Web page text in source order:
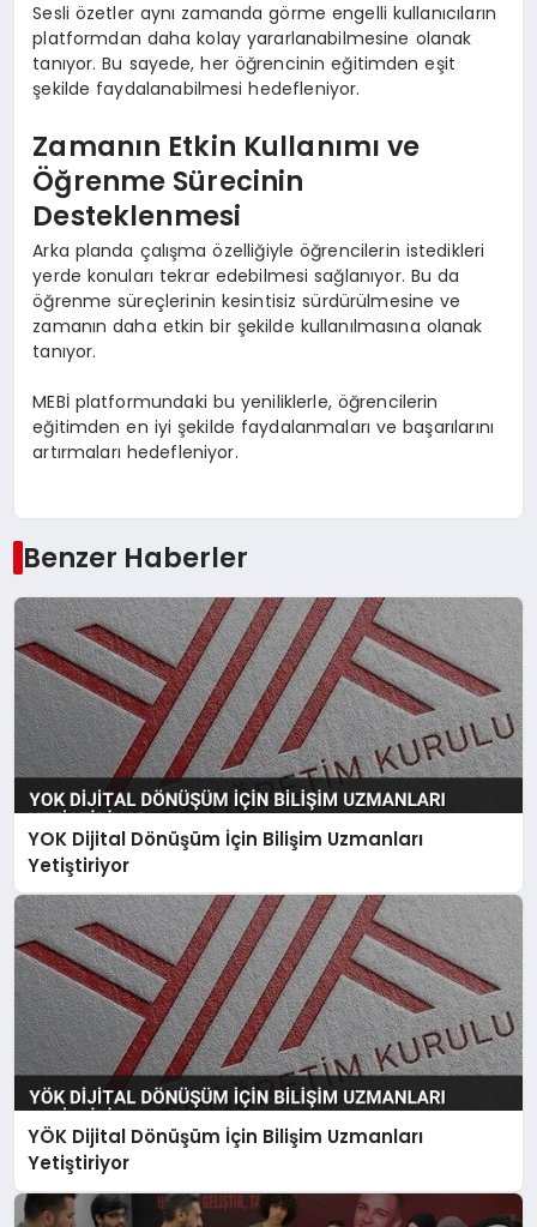
Sesli özetler aynı zamanda görme engelli kullanıcıların
platformdan daha kolay yararlanabilmesine olanak
tanıyor. Bu sayede, her öğrencinin eğitimden eşit
şekilde faydalanabilmesi hedefleniyor.
Zamanın Etkin Kullanımı ve
Öğrenme Sürecinin
Desteklenmesi
Arka planda çalışma özelliğiyle öğrencilerin istedikleri
yerde konuları tekrar edebilmesi sağlanıyor. Bu da
öğrenme süreçlerinin kesintisiz sürdürülmesine ve
zamanın daha etkin bir şekilde kullanılmasına olanak
tanıyor.
MEBİ platformundaki bu yeniliklerle, öğrencilerin
eğitimden en iyi şekilde faydalanmaları ve başarılarını
artırmaları hedefleniyor.
Benzer Haberler
YOK Dijital Dönüşüm İçin Bilişim Uzmanları
Yetiştiriyor
YÖK Dijital Dönüşüm İçin Bilişim Uzmanları
Yetiştiriyor